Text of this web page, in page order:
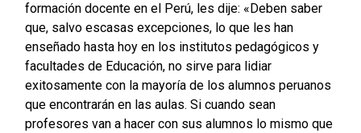
formación docente en el Perú, les dije: «Deben saber
que, salvo escasas excepciones, lo que les han
enseñado hasta hoy en los institutos pedagógicos y
facultades de Educación, no sirve para lidiar
exitosamente con la mayoría de los alumnos peruanos
que encontrarán en las aulas. Si cuando sean
profesores van a hacer con sus alumnos lo mismo que